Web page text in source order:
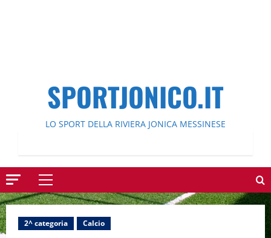
SPORTJONICO.IT
LO SPORT DELLA RIVIERA JONICA MESSINESE
Menu
principale
2^ categoria Calcio